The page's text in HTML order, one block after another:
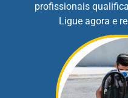
profissionais
Ligue agora e